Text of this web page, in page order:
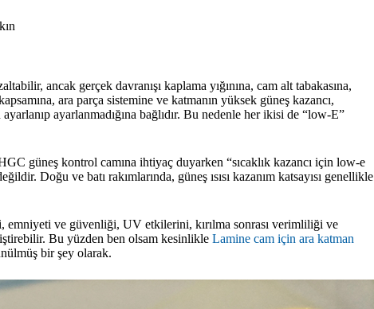
ancak gerçek davranışı kaplama yığınına, cam alt tabakasına,
ara parça sistemine ve katmanın yüksek güneş kazancı,
ayarlanmadığına bağlıdır. Bu nedenle her ikisi de “low-E”
güneş kontrol camına ihtiyaç duyarken “sıcaklık kazancı için low-e
Doğu ve batı rakımlarında, güneş ısısı kazanım katsayısı genellikle
emniyeti ve güvenliği, UV etkilerini, kırılma sonrası verimliliği ve
Bu yüzden ben olsam kesinlikle Lamine cam için ara katman
bir şey olarak.